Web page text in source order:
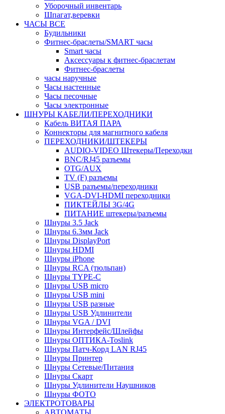
Уборочный инвентарь
Шпагат,веревки
ЧАСЫ ВСЕ
Будильники
Фитнес-браслеты/SMART часы
Smart часы
Аксессуары к фитнес-браслетам
Фитнес-браслеты
часы наручные
Часы настенные
Часы песочные
Часы электронные
ШНУРЫ КАБЕЛИ/ПЕРЕХОДНИКИ
Кабель ВИТАЯ ПАРА
Коннекторы для магнитного кабеля
ПЕРЕХОДНИКИ/ШТЕКЕРЫ
AUDIO-VIDEO Штекеры/Переходки
BNC/RJ45 разъемы
OTG/AUX
TV (F) разъемы
USB разъемы/переходники
VGA-DVI-HDMI переходники
ПИКТЕЙЛЫ 3G/4G
ПИТАНИЕ штекеры/разъемы
Шнуры 3.5 Jack
Шнуры 6.3мм Jack
Шнуры DisplayPort
Шнуры HDMI
Шнуры iPhone
Шнуры RCA (тюльпан)
Шнуры TYPE-C
Шнуры USB micro
Шнуры USB mini
Шнуры USB разные
Шнуры USB Удлинители
Шнуры VGA / DVI
Шнуры Интерфейс/Шлейфы
Шнуры ОПТИКА-Toslink
Шнуры Патч-Корд LAN RJ45
Шнуры Принтер
Шнуры Сетевые/Питания
Шнуры Скарт
Шнуры Удлинители Наушников
Шнуры ФОТО
ЭЛЕКТРОТОВАРЫ
АВТОМАТЫ